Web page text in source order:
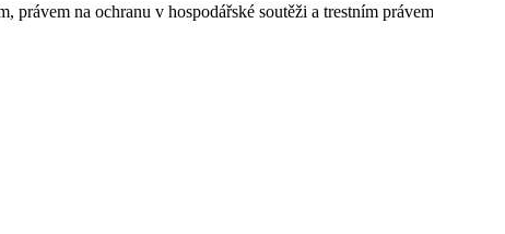
právem na ochranu v hospodářské soutěži a trestním právem. E-color.cz